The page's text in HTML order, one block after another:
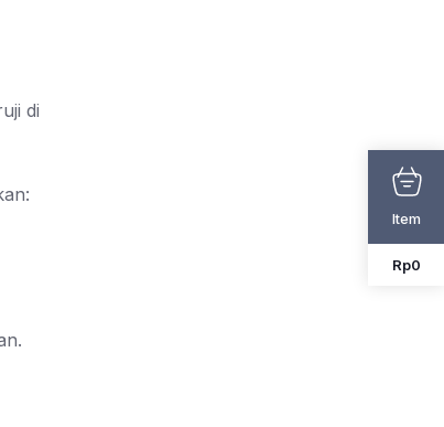
di
Item
Rp0